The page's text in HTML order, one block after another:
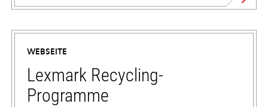
wird
in
neuen
Registerkarte
geöffnet
WEBSEITE
Lexmark Recycling-
Programme